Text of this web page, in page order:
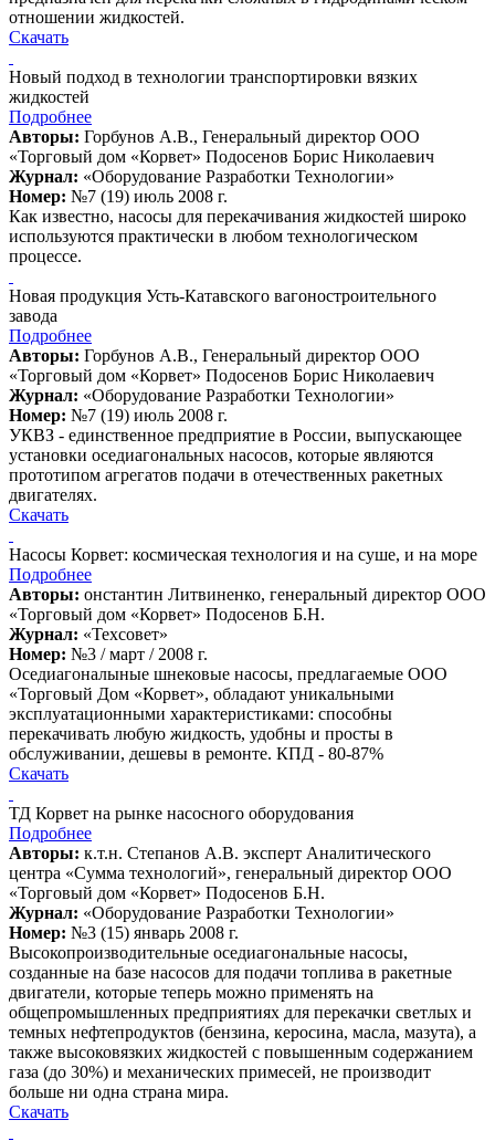
отношении жидкостей.
Скачать
Новый подход в технологии транспортировки вязких
жидкостей
Подробнее
Авторы: Горбунов А.В., Генеральный директор ООО
«Торговый дом «Корвет» Подосенов Борис Николаевич
Журнал: «Оборудование Разработки Технологии»
Номер: №7 (19) июль 2008 г.
Как известно, насосы для перекачивания жидкостей широко
используются практически в любом технологическом
процессе.
Новая продукция Усть-Катавского вагоностроительного
завода
Подробнее
Авторы: Горбунов А.В., Генеральный директор ООО
«Торговый дом «Корвет» Подосенов Борис Николаевич
Журнал: «Оборудование Разработки Технологии»
Номер: №7 (19) июль 2008 г.
УКВЗ - единственное предприятие в России, выпускающее
установки оседиагональных насосов, которые являются
прототипом агрегатов подачи в отечественных ракетных
двигателях.
Скачать
Насосы Корвет: космическая технология и на суше, и на море
Подробнее
Авторы: онстантин Литвиненко, генеральный директор ООО
«Торговый дом «Корвет» Подосенов Б.Н.
Журнал: «Техсовет»
Номер: №3 / март / 2008 г.
Оседиагоналыные шнековые насосы, предлагаемые ООО
«Торговый Дом «Корвет», обладают уникальными
эксплуатационными характеристиками: способны
перекачивать любую жидкость, удобны и просты в
обслуживании, дешевы в ремонте. КПД - 80-87%
Скачать
ТД Корвет на рынке насосного оборудования
Подробнее
Авторы: к.т.н. Степанов А.В. эксперт Аналитического
центра «Сумма технологий», генеральный директор ООО
«Торговый дом «Корвет» Подосенов Б.Н.
Журнал: «Оборудование Разработки Технологии»
Номер: №3 (15) январь 2008 г.
Высокопроизводительные оседиагональные насосы,
созданные на базе насосов для подачи топлива в ракетные
двигатели, которые теперь можно применять на
общепромышленных предприятиях для перекачки светлых и
темных нефтепродуктов (бензина, керосина, масла, мазута), а
также высоковязких жидкостей с повышенным содержанием
газа (до 30%) и механических примесей, не производит
больше ни одна страна мира.
Скачать